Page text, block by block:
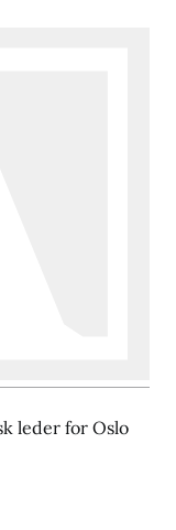
leder for Oslo